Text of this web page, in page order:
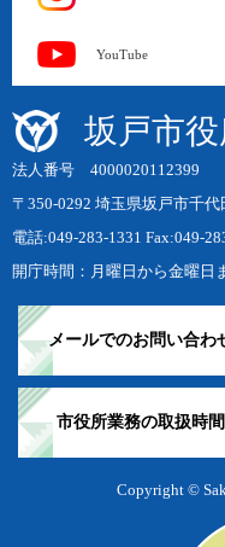
YouTube
坂戸市
法人番号 4000020112399
〒350-0292 埼玉県坂戸市千代
電話:049-283-1331 Fax:049-
開庁時間：月曜日から金曜日
メールでのお問い合わ
市役所業務の取扱時間
Copyright ©